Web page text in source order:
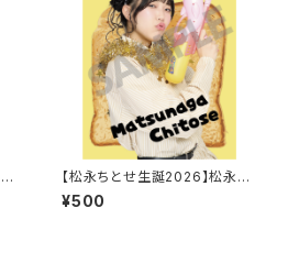
【松永ちとせ生誕2026】松永ち
とせ生誕2026 ステッカー
¥500